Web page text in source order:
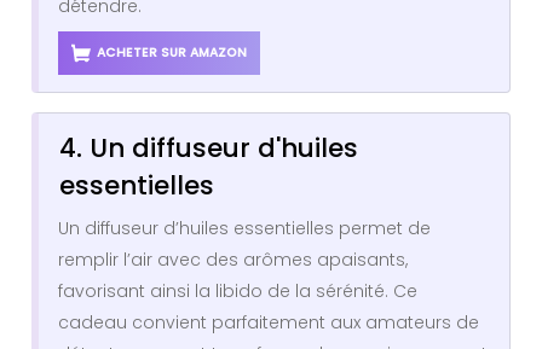
détendre.
ACHETER SUR AMAZON
4. Un diffuseur d'huiles
essentielles
Un diffuseur d’huiles essentielles permet de
remplir l’air avec des arômes apaisants,
favorisant ainsi la libido de la sérénité. Ce
cadeau convient parfaitement aux amateurs de